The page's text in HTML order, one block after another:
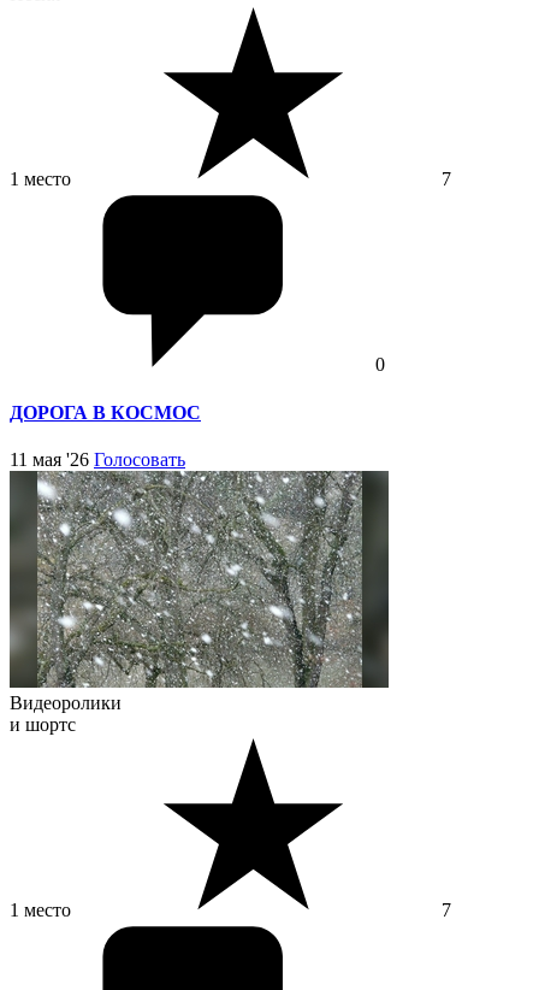
1 место 7
0
ДОРОГА В КОСМОС
11 мая '26 Голосовать
Видеоролики
и шортс
1 место 7